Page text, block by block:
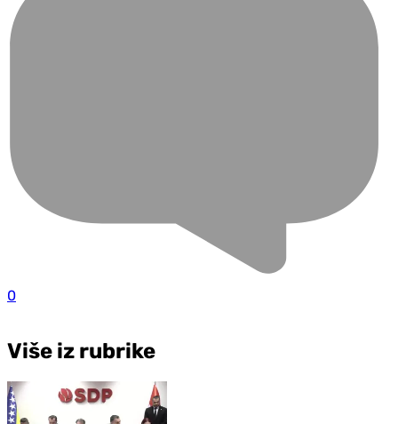
0
Više iz rubrike